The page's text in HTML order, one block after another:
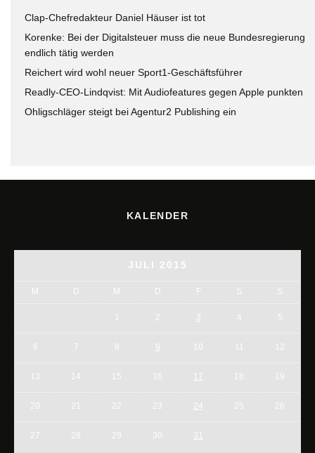
Clap-Chefredakteur Daniel Häuser ist tot
Korenke: Bei der Digitalsteuer muss die neue Bundesregierung
endlich tätig werden
Reichert wird wohl neuer Sport1-Geschäftsführer
Readly-CEO-Lindqvist: Mit Audiofeatures gegen Apple punkten
Ohligschläger steigt bei Agentur2 Publishing ein
KALENDER
JULI 2015
M D M D F S S
1 2 3 5
6 7 8 9 10 11 12
13 14 15 16 17 18 19
20 21 22 23 24 25 26
27 28 29 30 31